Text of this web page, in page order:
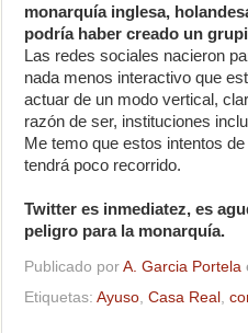
monarquía inglesa,
podría haber creado un
Las redes sociales nacieron
nada menos interactivo que
actuar de un modo vertical,
razón de ser, instituciones
Me temo que estos intentos
tendrá poco recorrido.
Twitter es inmediatez, es
peligro para la monarquía.
Publicado por A. Garcia Portela
Etiquetas: Ayuso Casa Real